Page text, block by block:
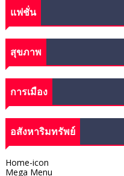
แฟชั่น
สุขภาพ
การเมือง
อสังหาริมทรัพย์
Home-icon
Mega Menu